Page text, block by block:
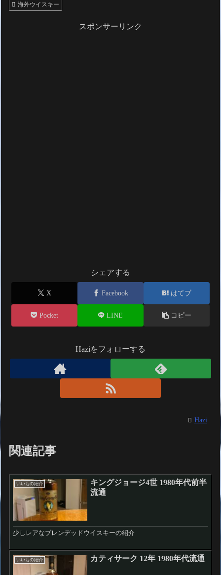
海外ウイスキー
スポンサーリンク
シェアする
X Facebook はてブ
Pocket LINE コピー
Haziをフォローする
Hazi
関連記事
いいもの紹介
キングジョージ4世 1980年代前半
流通
少しレアなブレンデッドウイスキーの紹介
いいもの紹介 カティサーク 12年 1980年代流通